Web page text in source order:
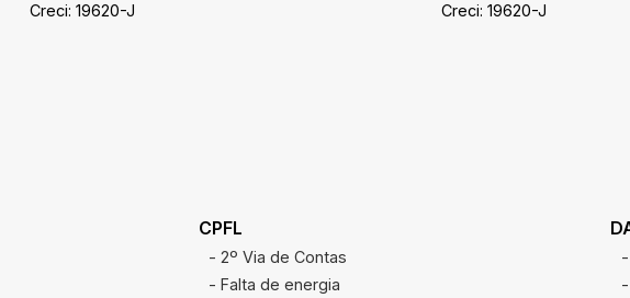
Creci: 19620-J
Creci: 19620-J
CPFL
- 2º Via de Contas
- Falta de energia